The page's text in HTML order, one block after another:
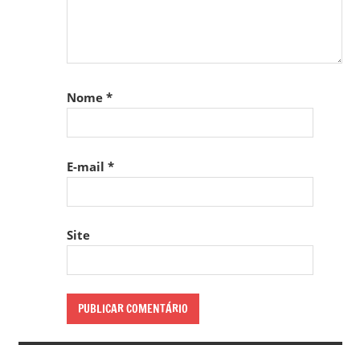
Nome *
E-mail *
Site